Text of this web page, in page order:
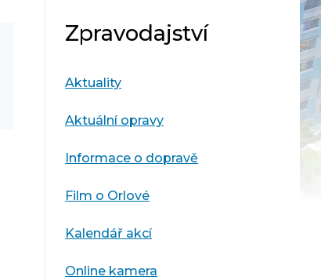
Zpravodajství
Aktuality
Aktuální opravy
Informace o dopravě
Film o Orlové
Kalendář akcí
Online kamera